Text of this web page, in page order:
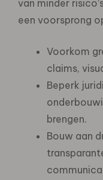
van minder
een voorsprong
Voorkom
claims,
Beperk
brengen.
Bouw aan